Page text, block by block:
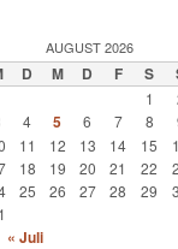
AUGUST 2026
D M D F S
1
4 5 6 7 8
11 12 13 14 15
18 19 20 21 22
25 26 27 28 29
« Juli